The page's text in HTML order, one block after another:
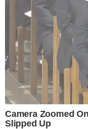
Camera Zoomed
Slipped Up